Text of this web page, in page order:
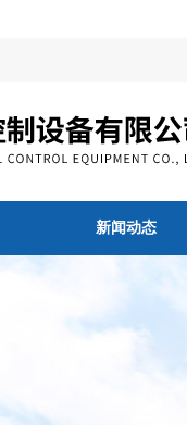
新闻动态